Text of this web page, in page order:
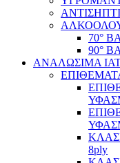
70°
90°
ΑΝΑΛΩΣΙΜΑ
8ply